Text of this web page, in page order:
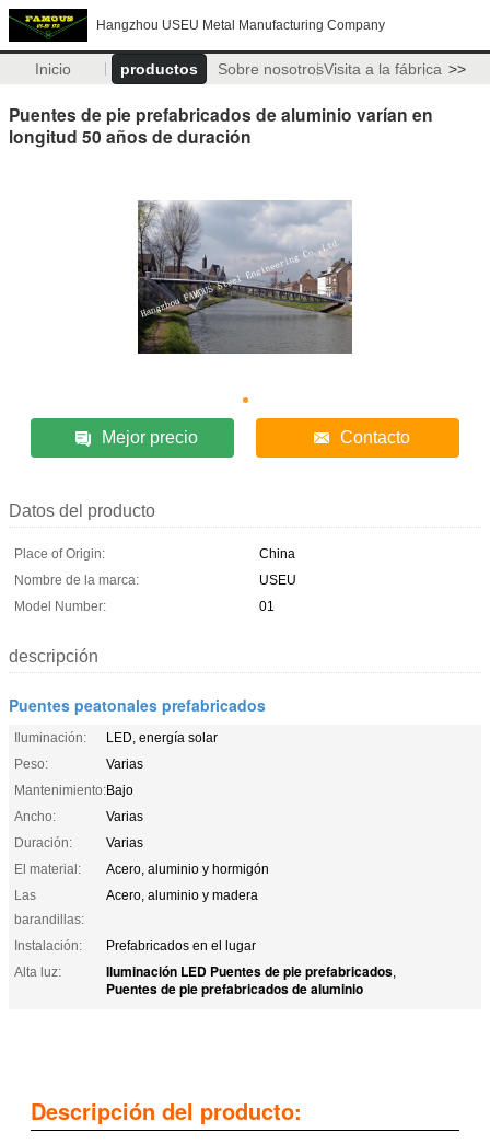
Hangzhou USEU Metal Manufacturing Company
Inicio productos Sobre nosotrosVisita a la fábrica >>
Puentes de pie prefabricados de aluminio varían en
longitud 50 años de duración
Mejor precio Contacto
Datos del producto
Place of Origin:
China
Nombre de la marca:
USEU
Model Number:
01
descripción
Puentes peatonales prefabricados
Iluminación:
LED, energía solar
Peso:
Varias
Mantenimiento:Bajo
Ancho:
Varias
Duración:
Varias
El material:
Acero, aluminio y hormigón
Las
barandillas:
Acero, aluminio y madera
Instalación:
Prefabricados en el lugar
Alta luz:
Iluminación LED Puentes de pie prefabricados,
Puentes de pie prefabricados de aluminio
Descripción del producto: